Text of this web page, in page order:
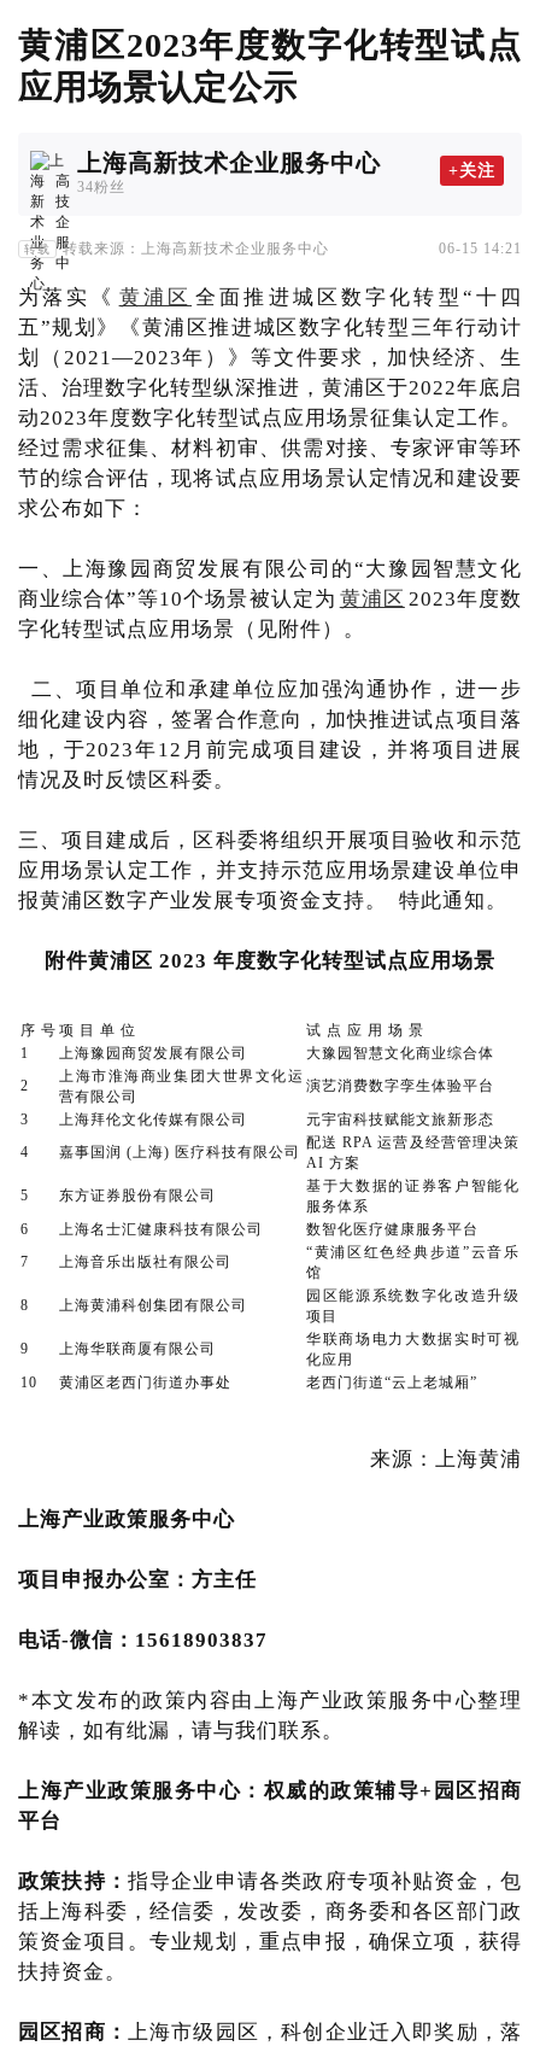
黄浦区2023年度数字化转型试点
应用场景认定公示
上海高新技术企业服务中心
34粉丝
+关注
转载 转载来源：上海高新技术企业服务中心 06-15 14:21
为落实《 黄浦区 全面推进城区数字化转型“十四
五”规划》《黄浦区推进城区数字化转型三年行动计
划（2021—2023年）》等文件要求，加快经济、生
活、治理数字化转型纵深推进，黄浦区于2022年底启
动2023年度数字化转型试点应用场景征集认定工作。
经过需求征集、材料初审、供需对接、专家评审等环
节的综合评估，现将试点应用场景认定情况和建设要
求公布如下：
一、上海豫园商贸发展有限公司的“大豫园智慧文化
商业综合体”等10个场景被认定为 黄浦区 2023年度数
字化转型试点应用场景（见附件）。
二、项目单位和承建单位应加强沟通协作，进一步
细化建设内容，签署合作意向，加快推进试点项目落
地，于2023年12月前完成项目建设，并将项目进展
情况及时反馈区科委。
三、项目建成后，区科委将组织开展项目验收和示范
应用场景认定工作，并支持示范应用场景建设单位申
报黄浦区数字产业发展专项资金支持。 特此通知。
附件黄浦区 2023 年度数字化转型试点应用场景
序 号 项 目 单 位
试 点 应 用 场 景
1
上海豫园商贸发展有限公司
大豫园智慧文化商业综合体
2
上海市淮海商业集团大世界文化运
营有限公司
演艺消费数字孪生体验平台
3
上海拜伦文化传媒有限公司
元宇宙科技赋能文旅新形态
4
嘉事国润 (上海) 医疗科技有限公司
配送 RPA 运营及经营管理决策
AI 方案
5
东方证券股份有限公司
基于大数据的证券客户智能化
服务体系
6
上海名士汇健康科技有限公司
数智化医疗健康服务平台
7
上海音乐出版社有限公司
“黄浦区红色经典步道”云音乐
馆
8
上海黄浦科创集团有限公司
园区能源系统数字化改造升级
项目
9
上海华联商厦有限公司
华联商场电力大数据实时可视
化应用
10
黄浦区老西门街道办事处 老西门街道“云上老城厢”
来源：上海黄浦
上海产业政策服务中心
项目申报办公室：方主任
电话-微信：15618903837
*本文发布的政策内容由上海产业政策服务中心整理
解读，如有纰漏，请与我们联系。
上海产业政策服务中心：权威的政策辅导+园区招商
平台
政策扶持： 指导企业申请各类政府专项补贴资金，包
括上海科委，经信委，发改委，商务委和各区部门政
策资金项目。专业规划，重点申报，确保立项，获得
扶持资金。
园区招商： 上海市级园区，科创企业迁入即奖励，落